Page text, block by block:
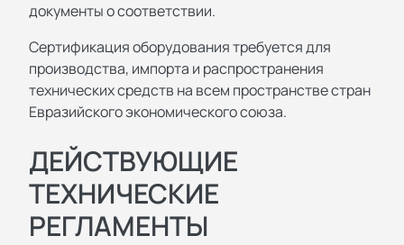
документы о соответствии.
Сертификация оборудования требуется для
производства, импорта и распространения
технических средств на всем пространстве стран
Евразийского экономического союза.
ДЕЙСТВУЮЩИЕ
ТЕХНИЧЕСКИЕ
РЕГЛАМЕНТЫ